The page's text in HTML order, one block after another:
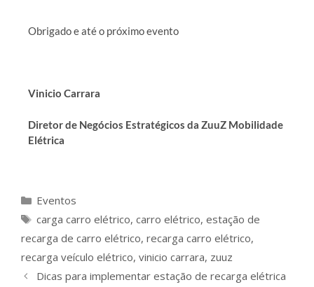
Obrigado e até o próximo evento
Vinicio Carrara
Diretor de Negócios Estratégicos da ZuuZ Mobilidade
Elétrica
Eventos
carga carro elétrico, carro elétrico, estação de
recarga de carro elétrico, recarga carro elétrico,
recarga veículo elétrico, vinicio carrara, zuuz
Dicas para implementar estação de recarga elétrica